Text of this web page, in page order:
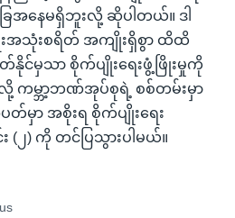
အနေမရှိဘူးလို့ ဆိုပါတယ်။ ဒါ
းအသုံးစရိတ် အကျိုးရှိစွာ ထိထိ
င်မှသာ စိုက်ပျိုးရေးဖွံ့ဖြိုးမှုကို
မ္ဘာ့ဘဏ်အုပ်စုရဲ့ စစ်တမ်းမှာ
တ်မှာ အစိုးရ စိုက်ပျိုးရေး
၂) ကို တင်ပြသွားပါမယ်။